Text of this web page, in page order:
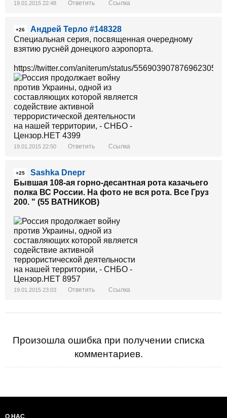
19.01.2015 22:48 Ответить Ссылка
+26
Андрей Терло #148328
Специальная серия, посвященная очередному
взятию руснёй донецкого аэропорта.
https://twitter.com/aniterum/status/556903907876962305/
19.01.2015 22:50 Ответить Ссылка
+25
Sashka Dnepr
Бывшая 108-ая горно-десантная рота казачьего
полка ВС России. На фото не вся рота. Все Груз
200. " (55 ВАТНИКОВ)
19.01.2015 23:03 Ответить Ссылка
Произошла ошибка при получении списка
комментариев.
О НАС